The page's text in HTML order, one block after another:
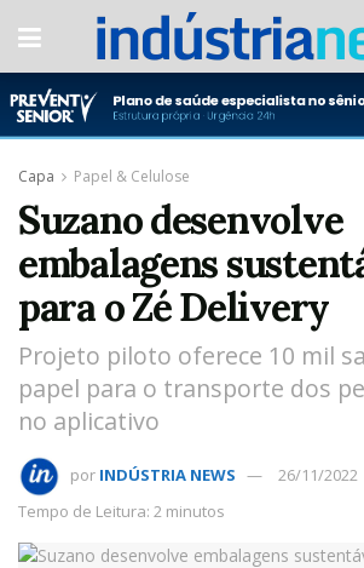
Capa Papel & Celulose
Suzano desenvolve
embalagens
para o Zé Delivery
Projeto piloto oferece 10 mil
papel para o transporte dos
no aplicativo
por INDÚSTRIA NEWS
26/11/2022
Tempo de Leitura: 2 minutos